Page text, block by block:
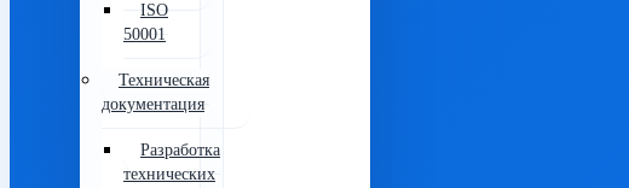
ISO
50001
Техническая
документация
Разработка
технических